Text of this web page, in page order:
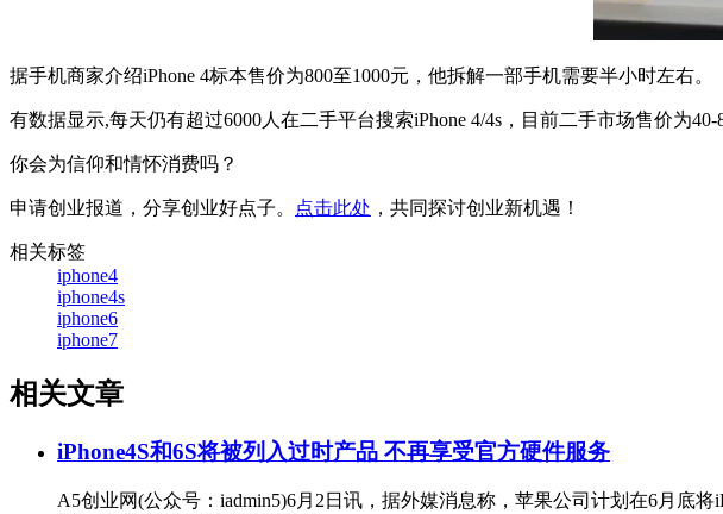
据手机商家介绍iPhone 4标本售价为800至1000元，他拆解一部手机需要半小时左右。
有数据显示,每天仍有超过6000人在二手平台搜索iPhone 4/4s，目前二手市场售价为40-
你会为信仰和情怀消费吗？
申请创业报道，分享创业好点子。 点击此处 ，共同探讨创业新机遇！
相关标签
iphone4
iphone4s
iphone6
iphone7
相关文章
iPhone4S和6S将被列入过时产品 不再享受官方硬件服务
A5创业网(公众号：iadmin5)6月2日讯，据外媒消息称，苹果公司计划在6月底